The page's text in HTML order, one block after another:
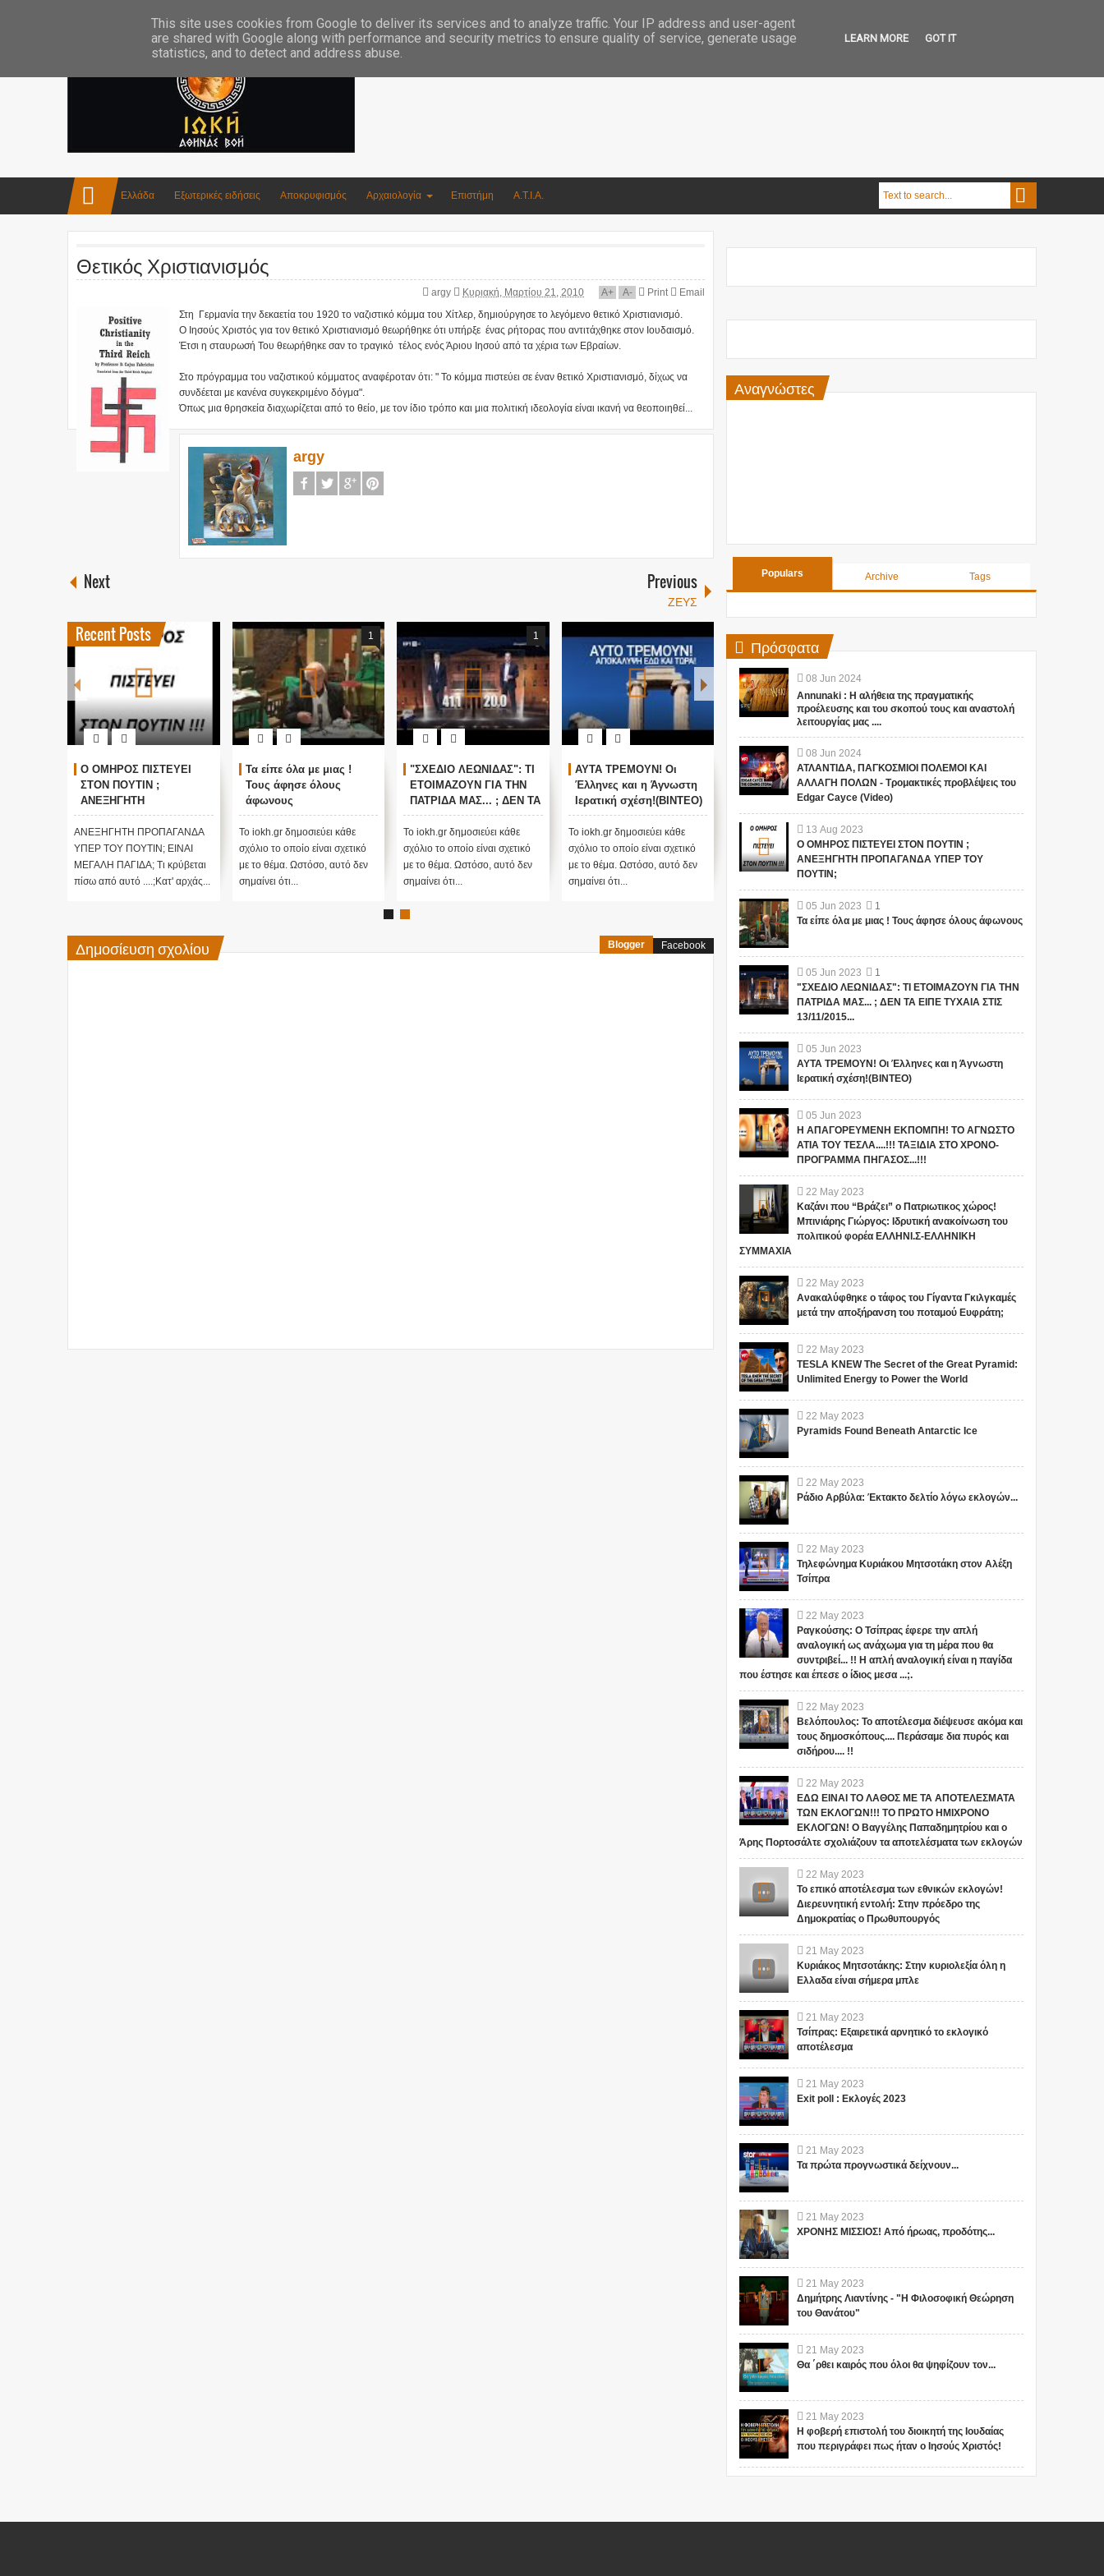
Ελλάδα Εξωτερικές ειδήσεις Αποκρυφισμός Αρχαιολογία Επιστήμη Α.Τ.Ι.Α.
Θετικός Χριστιανισμός
argy Κυριακή, Μαρτίου 21, 2010 A+ A- Print
Email
Στη Γερμανία την δεκαετία του 1920 το ναζιστικό κόμμα του Χίτλερ, δημιούργησε το λεγόμενο θετικό Χριστιανισμό.
Ο Ιησούς Χριστός για τον θετικό Χριστιανισμό θεωρήθηκε ότι υπήρξε ένας ρήτορας που αντιτάχθηκε στον Ιουδαισμό.
Έτσι η σταυρωσή Του θεωρήθηκε σαν το τραγικό τέλος ενός Άριου Ιησού από τα χέρια των Εβραίων.
Στο πρόγραμμα του ναζιστικού κόμματος αναφέροταν ότι: " Το κόμμα πιστεύει σε έναν θετικό Χριστιανισμό, δίχως να
συνδέεται με κανένα συγκεκριμένο δόγμα".
Όπως μια θρησκεία διαχωρίζεται από το θείο, με τον ίδιο τρόπο και μια πολιτική ιδεολογία είναι ικανή να θεοποιηθεί...
argy
Next Previous
ΖΕΥΣ
Recent Posts
Ο ΟΜΗΡΟΣ ΠΙΣΤΕΥΕΙ
ΣΤΟΝ ΠΟΥΤΙΝ ;
ΑΝΕΞΗΓΗΤΗ
ΠΡΟΠΑΓΑΝΔΑ ΥΠΕΡ ΤΟΥ
ΠΟΥΤΙΝ;
ΑΝΕΞΗΓΗΤΗ ΠΡΟΠΑΓΑΝΔΑ
ΥΠΕΡ ΤΟΥ ΠΟΥΤΙΝ; ΕΙΝΑΙ
ΜΕΓΑΛΗ ΠΑΓΙΔΑ; Τι κρύβεται
πίσω από αυτό ....;Κατ' αρχάς...
1
Τα είπε όλα με μιας !
Τους άφησε όλους
άφωνους
Το iokh.gr δημοσιεύει κάθε
σχόλιο το οποίο είναι σχετικό
με το θέμα. Ωστόσο, αυτό δεν
σημαίνει ότι...
1
"ΣΧΕΔΙΟ ΛΕΩΝΙΔΑΣ": ΤΙ
ΕΤΟΙΜΑΖΟΥΝ ΓΙΑ ΤΗΝ
ΠΑΤΡΙΔΑ ΜΑΣ... ; ΔΕΝ ΤΑ
ΕΙΠΕ ΤΥΧΑΙΑ ΣΤΙΣ
13/11/2015...
Το iokh.gr δημοσιεύει κάθε
σχόλιο το οποίο είναι σχετικό
με το θέμα. Ωστόσο, αυτό δεν
σημαίνει ότι...
ΑΥΤΑ ΤΡΕΜΟΥΝ! Οι
Έλληνες και η Άγνωστη
Ιερατική σχέση!(ΒΙΝΤΕΟ)
Το iokh.gr δημοσιεύει κάθε
σχόλιο το οποίο είναι σχετικό
με το θέμα. Ωστόσο, αυτό δεν
σημαίνει ότι...
Δημοσίευση σχολίου Blogger Facebook
Αναγνώστες
Populars Archive Tags
Πρόσφατα
08 Jun 2024
Annunaki : Η αλήθεια της πραγματικής
προέλευσης και του σκοπού τους και αναστολή
λειτουργίας μας ....
08 Jun 2024
ΑΤΛΑΝΤΙΔΑ, ΠΑΓΚΟΣΜΙΟΙ ΠΟΛΕΜΟΙ ΚΑΙ
ΑΛΛΑΓΗ ΠΟΛΩΝ - Τρομακτικές προβλέψεις του
Edgar Cayce (Video)
13 Aug 2023
Ο ΟΜΗΡΟΣ ΠΙΣΤΕΥΕΙ ΣΤΟΝ ΠΟΥΤΙΝ ;
ΑΝΕΞΗΓΗΤΗ ΠΡΟΠΑΓΑΝΔΑ ΥΠΕΡ ΤΟΥ
ΠΟΥΤΙΝ;
05 Jun 2023
1
Τα είπε όλα με μιας ! Τους άφησε όλους άφωνους
05 Jun 2023
1
"ΣΧΕΔΙΟ ΛΕΩΝΙΔΑΣ": ΤΙ ΕΤΟΙΜΑΖΟΥΝ ΓΙΑ ΤΗΝ
ΠΑΤΡΙΔΑ ΜΑΣ... ; ΔΕΝ ΤΑ ΕΙΠΕ ΤΥΧΑΙΑ ΣΤΙΣ
13/11/2015...
05 Jun 2023
ΑΥΤΑ ΤΡΕΜΟΥΝ! Οι Έλληνες και η Άγνωστη
Ιερατική σχέση!(ΒΙΝΤΕΟ)
05 Jun 2023
Η ΑΠΑΓΟΡΕΥΜΕΝΗ ΕΚΠΟΜΠΗ! ΤΟ ΑΓΝΩΣΤΟ
ΑΤΙΑ ΤΟΥ ΤΕΣΛΑ....!!! ΤΑΞΙΔΙΑ ΣΤΟ ΧΡΟΝΟ-
ΠΡΟΓΡΑΜΜΑ ΠΗΓΑΣΟΣ...!!!
22 May 2023
Καζάνι που “Βράζει” ο Πατριωτικος χώρος!
Μπινιάρης Γιώργος: Ιδρυτική ανακοίνωση του
πολιτικού φορέα ΕΛΛΗΝΙ.Σ-ΕΛΛΗΝΙΚΗ
ΣΥΜΜΑΧΙΑ
22 May 2023
Ανακαλύφθηκε ο τάφος του Γίγαντα Γκιλγκαμές
μετά την αποξήρανση του ποταμού Ευφράτη;
22 May 2023
TESLA KNEW The Secret of the Great Pyramid:
Unlimited Energy to Power the World
22 May 2023
Pyramids Found Beneath Antarctic Ice
22 May 2023
Ράδιο Αρβύλα: Έκτακτο δελτίο λόγω εκλογών...
22 May 2023
Τηλεφώνημα Κυριάκου Μητσοτάκη στον Αλέξη
Τσίπρα
22 May 2023
Ραγκούσης: Ο Τσίπρας έφερε την απλή
αναλογική ως ανάχωμα για τη μέρα που θα
συντριβεί... !! Η απλή αναλογική είναι η παγίδα
που έστησε και έπεσε ο ίδιος μεσα ...;.
22 May 2023
Βελόπουλος: Το αποτέλεσμα διέψευσε ακόμα και
τους δημοσκόπους.... Περάσαμε δια πυρός και
σιδήρου.... !!
22 May 2023
ΕΔΩ ΕΙΝΑΙ ΤΟ ΛΑΘΟΣ ΜΕ ΤΑ ΑΠΟΤΕΛΕΣΜΑΤΑ
ΤΩΝ ΕΚΛΟΓΩΝ!!! ΤΟ ΠΡΩΤΟ ΗΜΙΧΡΟΝΟ
ΕΚΛΟΓΩΝ! Ο Βαγγέλης Παπαδημητρίου και ο
Άρης Πορτοσάλτε σχολιάζουν τα αποτελέσματα των εκλογών
22 May 2023
Το επικό αποτέλεσμα των εθνικών εκλογών!
Διερευνητική εντολή: Στην πρόεδρο της
Δημοκρατίας ο Πρωθυπουργός
21 May 2023
Κυριάκος Μητσοτάκης: Στην κυριολεξία όλη η
Ελλαδα είναι σήμερα μπλε
21 May 2023
Τσίπρας: Εξαιρετικά αρνητικό το εκλογικό
αποτέλεσμα
21 May 2023
Exit poll : Εκλογές 2023
21 May 2023
Τα πρώτα προγνωστικά δείχνουν...
21 May 2023
ΧΡΟΝΗΣ ΜΙΣΣΙΟΣ! Από ήρωας, προδότης...
21 May 2023
Δημήτρης Λιαντίνης - "Η Φιλοσοφική Θεώρηση
του Θανάτου"
21 May 2023
Θα ΄ρθει καιρός που όλοι θα ψηφίζουν τον...
21 May 2023
Η φοβερή επιστολή του διοικητή της Ιουδαίας
που περιγράφει πως ήταν ο Ιησούς Χριστός!
This site uses cookies from Google to deliver its services and to analyze traffic. Your IP address and user-agent
are shared with Google along with performance and security metrics to ensure quality of service, generate usage
statistics, and to detect and address abuse.
LEARN MORE GOT IT